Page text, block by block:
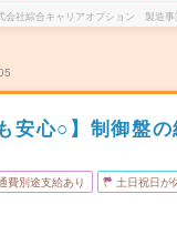
会社綜合キャリアオプション 製造事
安心○】制御盤
費別途支給あり 土日祝日が